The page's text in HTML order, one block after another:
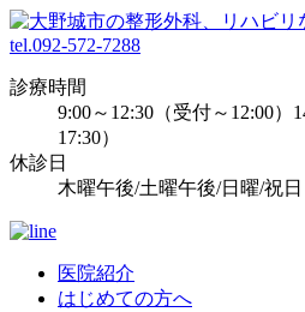
tel.092-572-7288
診療時間
9:00～12:30（受付～12:00）
17:30）
休診日
木曜午後/土曜午後/日曜/祝日
医院紹介
はじめての方へ